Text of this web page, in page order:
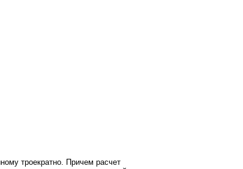
троекратно. Причем расчет